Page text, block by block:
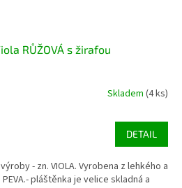
RŮŽOVÁ s žirafou
Skladem (4 ks)
DETAIL
- zn. VIOLA. Vyrobena z lehkého a
pláštěnka je velice skladná a